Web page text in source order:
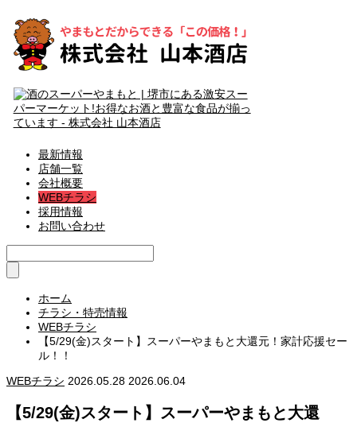
最新情報
店舗一覧
会社概要
WEBチラシ
採用情報
お問い合わせ
ホーム
チラシ・特売情報
WEBチラシ
【5/29(金)スタート】スーパーやまもと大還元！家計応援セー
ル！！
WEBチラシ 2026.05.28 2026.06.04
【5/29(金)スタート】スーパーやまもと大還